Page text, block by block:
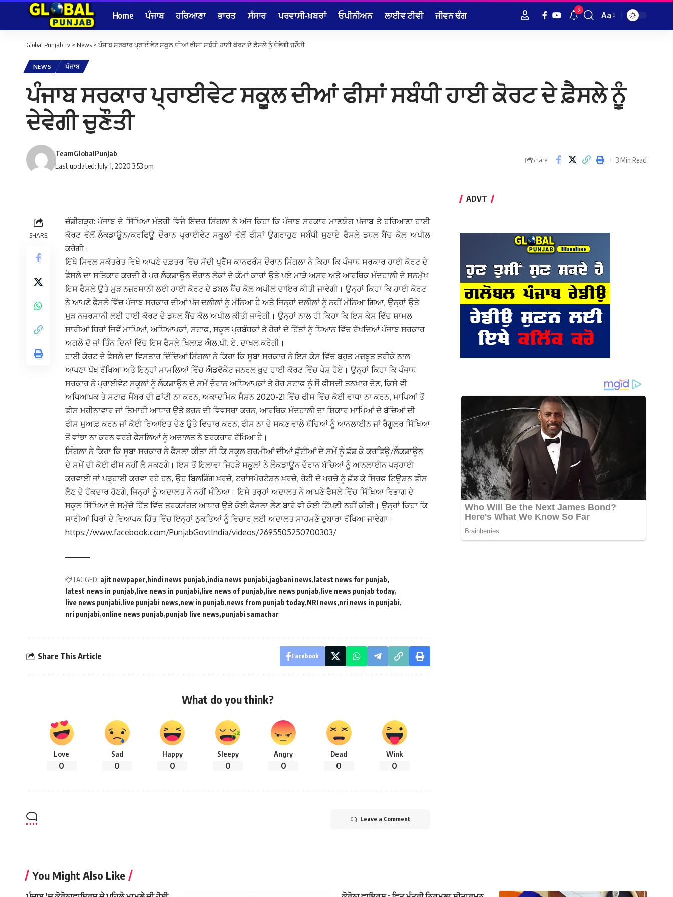
Home ਪੰਜਾਬ ਹਰਿਆਣਾ ਭਾਰਤ ਸੰਸਾਰ ਪਰਵਾਸੀ-ਖ਼ਬਰਾਂ ਓਪੀਨੀਅਨ ਲਾਈਵ ਟੀਵੀ ਜੀਵਨ ਢੰਗ 9
Font
Aa
Global Punjab Tv > News > ਪੰਜਾਬ ਸਰਕਾਰ ਪ੍ਰਾਈਵੇਟ ਸਕੂਲ ਦੀਆਂ ਫੀਸਾਂ ਸਬੰਧੀ ਹਾਈ ਕੋਰਟ ਦੇ ਫ਼ੈਸਲੇ ਨੂੰ ਦੇਵੇਗੀ ਚੁਣੌਤੀ
NEWS ਪੰਜਾਬ
ਪੰਜਾਬ ਸਰਕਾਰ ਪ੍ਰਾਈਵੇਟ ਸਕੂਲ ਦੀਆਂ ਫੀਸਾਂ ਸਬੰਧੀ ਹਾਈ ਕੋਰਟ ਦੇ ਫ਼ੈਸਲੇ ਨੂੰ
ਦੇਵੇਗੀ ਚੁਣੌਤੀ
Last updated: July 1, 2020 3:53 pm
TeamGlobalPunjab
Share 3 Min Read
SHARE
ਚੰਡੀਗੜ੍ਹ: ਪੰਜਾਬ ਦੇ ਸਿੱਖਿਆ ਮੰਤਰੀ ਵਿਜੈ ਇੰਦਰ ਸਿੰਗਲਾ ਨੇ ਅੱਜ ਕਿਹਾ ਕਿ ਪੰਜਾਬ ਸਰਕਾਰ ਮਾਣਯੋਗ ਪੰਜਾਬ ਤੇ ਹਰਿਆਣਾ ਹਾਈ
ਕੋਰਟ ਵੱਲੋਂ ਲੌਕਡਾਊਨ/ਕਰਫਿਊ ਦੌਰਾਨ ਪ੍ਰਾਈਵੇਟ ਸਕੂਲਾਂ ਵੱਲੋਂ ਫੀਸਾਂ ਉਗਰਾਹੁਣ ਸਬੰਧੀ ਸੁਣਾਏ ਫੈਸਲੇ ਡਬਲ ਬੈਂਚ ਕੋਲ ਅਪੀਲ
ਕਰੇਗੀ।
ਇੱਥੇ ਸਿਵਲ ਸਕੱਤਰੇਤ ਵਿਖੇ ਆਪਣੇ ਦਫ਼ਤਰ ਵਿੱਚ ਸੱਦੀ ਪ੍ਰੈੱਸ ਕਾਨਫਰੰਸ ਦੌਰਾਨ ਸਿੰਗਲਾ ਨੇ ਕਿਹਾ ਕਿ ਪੰਜਾਬ ਸਰਕਾਰ ਹਾਈ ਕੋਰਟ ਦੇ
ਫੈਸਲੇ ਦਾ ਸਤਿਕਾਰ ਕਰਦੀ ਹੈ ਪਰ ਲੌਕਡਾਊਨ ਦੌਰਾਨ ਲੋਕਾਂ ਦੇ ਕੰਮਾਂ ਕਾਰਾਂ ਉਤੇ ਪਏ ਮਾੜੇ ਅਸਰ ਅਤੇ ਆਰਥਿਕ ਮੰਦਹਾਲੀ ਦੇ ਸਨਮੁੱਖ
ਇਸ ਫੈਸਲੇ ਉਤੇ ਮੁੜ ਨਜ਼ਰਸਾਨੀ ਲਈ ਹਾਈ ਕੋਰਟ ਦੇ ਡਬਲ ਬੈਂਚ ਕੋਲ ਅਪੀਲ ਦਾਇਰ ਕੀਤੀ ਜਾਵੇਗੀ। ਉਨ੍ਹਾਂ ਕਿਹਾ ਕਿ ਹਾਈ ਕੋਰਟ
ਨੇ ਆਪਣੇ ਫੈਸਲੇ ਵਿੱਚ ਪੰਜਾਬ ਸਰਕਾਰ ਦੀਆਂ ਪੰਜ ਦਲੀਲਾਂ ਨੂੰ ਮੰਨਿਆ ਹੈ ਅਤੇ ਜਿਨ੍ਹਾਂ ਦਲੀਲਾਂ ਨੂੰ ਨਹੀਂ ਮੰਨਿਆ ਗਿਆ, ਉਨ੍ਹਾਂ ਉਤੇ
ਮੁੜ ਨਜ਼ਰਸਾਨੀ ਲਈ ਹਾਈ ਕੋਰਟ ਦੇ ਡਬਲ ਬੈਂਚ ਕੋਲ ਅਪੀਲ ਕੀਤੀ ਜਾਵੇਗੀ। ਉਨ੍ਹਾਂ ਨਾਲ ਹੀ ਕਿਹਾ ਕਿ ਇਸ ਕੇਸ ਵਿੱਚ ਸ਼ਾਮਲ
ਸਾਰੀਆਂ ਧਿਰਾਂ ਜਿਵੇਂ ਮਾਪਿਆਂ, ਅਧਿਆਪਕਾਂ, ਸਟਾਫ਼, ਸਕੂਲ ਪ੍ਰਬੰਧਕਾਂ ਤੇ ਹੋਰਾਂ ਦੇ ਹਿੱਤਾਂ ਨੂੰ ਧਿਆਨ ਵਿੱਚ ਰੱਖਦਿਆਂ ਪੰਜਾਬ ਸਰਕਾਰ
ਅਗਲੇ ਦੋ ਜਾਂ ਤਿੰਨ ਦਿਨਾਂ ਵਿੱਚ ਇਸ ਫੈਸਲੇ ਖ਼ਿਲਾਫ਼ ਐਲ.ਪੀ. ਏ. ਦਾਖ਼ਲ ਕਰੇਗੀ।
ਹਾਈ ਕੋਰਟ ਦੇ ਫੈਸਲੇ ਦਾ ਵਿਸਤਾਰ ਦਿੰਦਿਆਂ ਸਿੰਗਲਾ ਨੇ ਕਿਹਾ ਕਿ ਸੂਬਾ ਸਰਕਾਰ ਨੇ ਇਸ ਕੇਸ ਵਿੱਚ ਬਹੁਤ ਮਜ਼ਬੂਤ ਤਰੀਕੇ ਨਾਲ
ਆਪਣਾ ਪੱਖ ਰੱਖਿਆ ਅਤੇ ਇਨ੍ਹਾਂ ਮਾਮਲਿਆਂ ਵਿੱਚ ਐਡਵੋਕੇਟ ਜਨਰਲ ਖ਼ੁਦ ਹਾਈ ਕੋਰਟ ਵਿੱਚ ਪੇਸ਼ ਹੋਏ। ਉਨ੍ਹਾਂ ਕਿਹਾ ਕਿ ਪੰਜਾਬ
ਸਰਕਾਰ ਨੇ ਪ੍ਰਾਈਵੇਟ ਸਕੂਲਾਂ ਨੂੰ ਲੌਕਡਾਊਨ ਦੇ ਸਮੇਂ ਦੌਰਾਨ ਅਧਿਆਪਕਾਂ ਤੇ ਹੋਰ ਸਟਾਫ਼ ਨੂੰ ਸੌ ਫੀਸਦੀ ਤਨਖ਼ਾਹ ਦੇਣ, ਕਿਸੇ ਵੀ
ਅਧਿਆਪਕ ਤੇ ਸਟਾਫ਼ ਮੈਂਬਰ ਦੀ ਛਾਂਟੀ ਨਾ ਕਰਨ, ਅਕਾਦਮਿਕ ਸੈਸ਼ਨ 2020-21 ਵਿੱਚ ਫੀਸ ਵਿੱਚ ਕੋਈ ਵਾਧਾ ਨਾ ਕਰਨ, ਮਾਪਿਆਂ ਤੋਂ
ਫੀਸ ਮਹੀਨਾਵਾਰ ਜਾਂ ਤਿਮਾਹੀ ਆਧਾਰ ਉਤੇ ਭਰਨ ਦੀ ਵਿਵਸਥਾ ਕਰਨ, ਆਰਥਿਕ ਮੰਦਹਾਲੀ ਦਾ ਸ਼ਿਕਾਰ ਮਾਪਿਆਂ ਦੇ ਬੱਚਿਆਂ ਦੀ
ਫੀਸ ਮੁਆਫ਼ ਕਰਨ ਜਾਂ ਕੋਈ ਰਿਆਇਤ ਦੇਣ ਉਤੇ ਵਿਚਾਰ ਕਰਨ, ਫੀਸ ਨਾ ਦੇ ਸਕਣ ਵਾਲੇ ਬੱਚਿਆਂ ਨੂੰ ਆਨਲਾਈਨ ਜਾਂ ਰੈਗੂਲਰ ਸਿੱਖਿਆ
ਤੋਂ ਵਾਂਝਾ ਨਾ ਕਰਨ ਵਰਗੇ ਫੈਸਲਿਆਂ ਨੂੰ ਅਦਾਲਤ ਨੇ ਬਰਕਰਾਰ ਰੱਖਿਆ ਹੈ।
ਸਿੰਗਲਾ ਨੇ ਕਿਹਾ ਕਿ ਸੂਬਾ ਸਰਕਾਰ ਨੇ ਫੈਸਲਾ ਕੀਤਾ ਸੀ ਕਿ ਸਕੂਲ ਗਰਮੀਆਂ ਦੀਆਂ ਛੁੱਟੀਆਂ ਦੇ ਸਮੇਂ ਨੂੰ ਛੱਡ ਕੇ ਕਰਫਿਊ/ਲੌਕਡਾਊਨ
ਦੇ ਸਮੇਂ ਦੀ ਕੋਈ ਫੀਸ ਨਹੀਂ ਲੈ ਸਕਣਗੇ। ਇਸ ਤੋਂ ਇਲਾਵਾ ਜਿਹੜੇ ਸਕੂਲਾਂ ਨੇ ਲੌਕਡਾਊਨ ਦੌਰਾਨ ਬੱਚਿਆਂ ਨੂੰ ਆਨਲਾਈਨ ਪੜ੍ਹਾਈ
ਕਰਵਾਈ ਜਾਂ ਪੜ੍ਹਾਈ ਕਰਵਾ ਰਹੇ ਹਨ, ਉਹ ਬਿਲਡਿੰਗ ਖ਼ਰਚੇ, ਟਰਾਂਸਪੋਰਟੇਸ਼ਨ ਖ਼ਰਚੇ, ਰੋਟੀ ਦੇ ਖਰਚੇ ਨੂੰ ਛੱਡ ਕੇ ਸਿਰਫ਼ ਟਿਊਸ਼ਨ ਫੀਸ
ਲੈਣ ਦੇ ਹੱਕਦਾਰ ਹੋਣਗੇ, ਜਿਨ੍ਹਾਂ ਨੂੰ ਅਦਾਲਤ ਨੇ ਨਹੀਂ ਮੰਨਿਆ। ਇਸੇ ਤਰ੍ਹਾਂ ਅਦਾਲਤ ਨੇ ਆਪਣੇ ਫੈਸਲੇ ਵਿੱਚ ਸਿੱਖਿਆ ਵਿਭਾਗ ਦੇ
ਸਕੂਲ ਸਿੱਖਿਆ ਦੇ ਸਮੁੱਚੇ ਹਿੱਤ ਵਿੱਚ ਤਰਕਸੰਗਤ ਆਧਾਰ ਉਤੇ ਕੋਈ ਫੈਸਲਾ ਲੈਣ ਬਾਰੇ ਵੀ ਕੋਈ ਟਿੱਪਣੀ ਨਹੀਂ ਕੀਤੀ। ਉਨ੍ਹਾਂ ਕਿਹਾ ਕਿ
ਸਾਰੀਆਂ ਧਿਰਾਂ ਦੇ ਵਿਆਪਕ ਹਿੱਤ ਵਿੱਚ ਇਨ੍ਹਾਂ ਨੁਕਤਿਆਂ ਨੂੰ ਵਿਚਾਰ ਲਈ ਅਦਾਲਤ ਸਾਹਮਣੇ ਦੁਬਾਰਾ ਰੱਖਿਆ ਜਾਵੇਗਾ।
https://www.facebook.com/PunjabGovtIndia/videos/2695505250700303/
TAGGED: ajit newpaper hindi news punjab india news punjabi jagbani news latest news for punjab
latest news in punjab live news in punjabi live news of punjab live news punjab live news punjab today
live news punjabi live punjabi news new in punjab news from punjab today NRI news nri news in punjabi
nri punjabi online news punjab punjab live news punjabi samachar
Share This Article Facebook
What do you think?
Love
0
Sad
0
Happy
0
Sleepy
0
Angry
0
Dead
0
Wink
0
Leave a Comment
ADVT
You Might Also Like